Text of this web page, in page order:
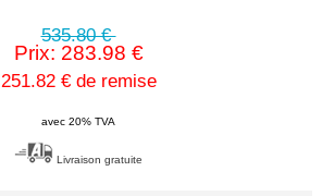
535.80 €
Prix: 283.98 €
251.82 € de remise
avec 20% TVA
Livraison gratuite